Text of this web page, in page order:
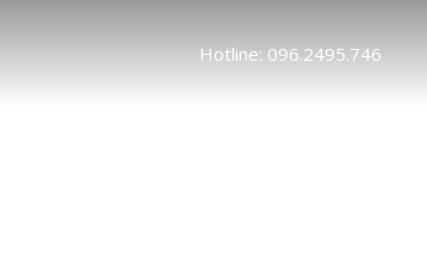
Hotline: 096.2495.746